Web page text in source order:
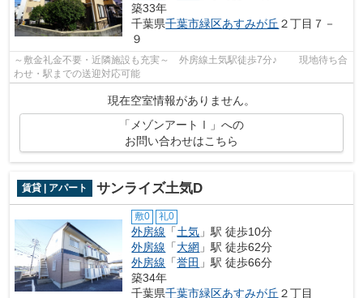
築33年
千葉県千葉市緑区あすみが丘 ２丁目７－
９
～敷金礼金不要・近隣施設も充実～ 外房線土気駅徒歩7分♪ 現地待ち合
わせ・駅までの送迎対応可能
現在空室情報がありません。
「メゾンアートⅠ」への
お問い合わせはこちら
賃貸 | アパート サンライズ土気D
敷0 礼0
外房線 「土気 」駅 徒歩10分
外房線 「大網 」駅 徒歩62分
外房線 「誉田 」駅 徒歩66分
築34年
千葉県千葉市緑区あすみが丘 ２丁目